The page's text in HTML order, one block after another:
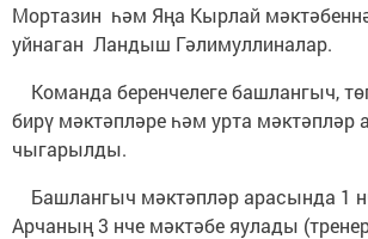
Мортазин һәм Яңа Кырлай
уйнаган Ландыш Гәлимуллиналар.
Команда беренчелеге башлангыч,
бирү мәктәпләре һәм урта
чыгарылды.
Башлангыч мәктәпләр арасында 1
Арчаның 3 нче мәктәбе яулады